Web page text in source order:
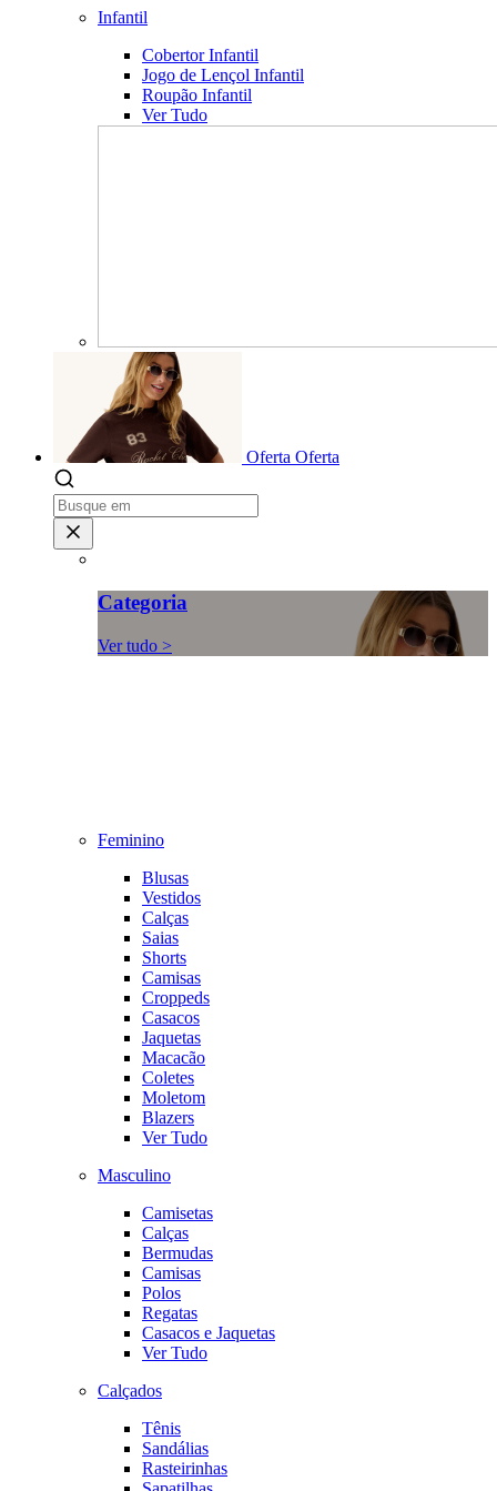
Infantil
Cobertor Infantil
Jogo de Lençol Infantil
Roupão Infantil
Ver Tudo
Oferta Oferta
Categoria
Ver tudo >
Feminino
Blusas
Vestidos
Calças
Saias
Shorts
Camisas
Croppeds
Casacos
Jaquetas
Macacão
Coletes
Moletom
Blazers
Ver Tudo
Masculino
Camisetas
Calças
Bermudas
Camisas
Polos
Regatas
Casacos e Jaquetas
Ver Tudo
Calçados
Tênis
Sandálias
Rasteirinhas